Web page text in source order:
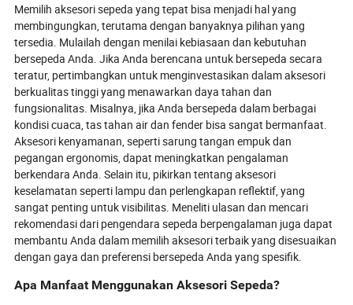
Memilih aksesori sepeda yang tepat bisa menjadi hal yang
membingungkan, terutama dengan banyaknya pilihan yang
tersedia. Mulailah dengan menilai kebiasaan dan kebutuhan
bersepeda Anda. Jika Anda berencana untuk bersepeda secara
teratur, pertimbangkan untuk menginvestasikan dalam aksesori
berkualitas tinggi yang menawarkan daya tahan dan
fungsionalitas. Misalnya, jika Anda bersepeda dalam berbagai
kondisi cuaca, tas tahan air dan fender bisa sangat bermanfaat.
Aksesori kenyamanan, seperti sarung tangan empuk dan
pegangan ergonomis, dapat meningkatkan pengalaman
berkendara Anda. Selain itu, pikirkan tentang aksesori
keselamatan seperti lampu dan perlengkapan reflektif, yang
sangat penting untuk visibilitas. Meneliti ulasan dan mencari
rekomendasi dari pengendara sepeda berpengalaman juga dapat
membantu Anda dalam memilih aksesori terbaik yang disesuaikan
dengan gaya dan preferensi bersepeda Anda yang spesifik.
Apa Manfaat Menggunakan Aksesori Sepeda?